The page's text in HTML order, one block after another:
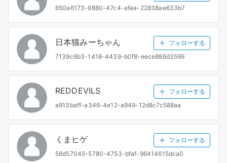
650a6173-9880-47c4-afea-22838ae633b7
日本猫みーちゃん
フォローする
7139c6b3-1418-4439-b0f8-eece886d3599
REDDEVILS
フォローする
a913baff-a346-4e12-a949-12d8c7c588aa
くまヒゲ
フォローする
56d57045-5780-4753-bfaf-96414615dca0